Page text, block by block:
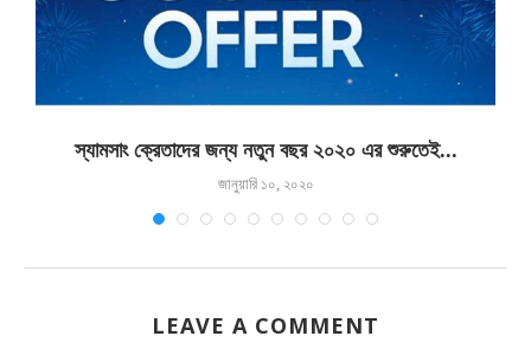
স্যামসাং ক্রেতাদের জন্য নতুন বছর ২০২০ এর শুরুতেই...
জানুয়ারি ১০, ২০২০
LEAVE A COMMENT